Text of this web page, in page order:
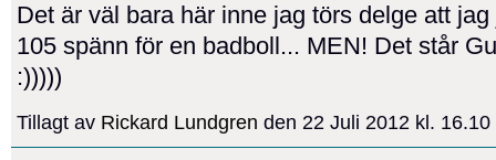
Det är väl bara här inne jag törs delge att
105 spänn för en badboll... MEN! Det står
:)))))
Tillagt av Rickard Lundgren den 22 Juli 2012 kl.